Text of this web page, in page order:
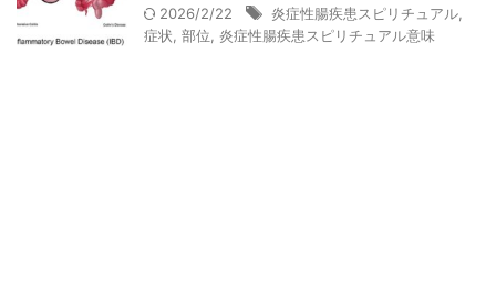
2026/2/22 炎症性腸疾患スピリチュアル
症状 部位 炎症性腸疾患スピリチュアル意味